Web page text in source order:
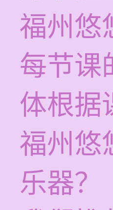
福州悠
每节课
体根据
福州悠
乐器？